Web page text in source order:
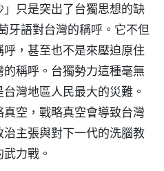
只是突出了台獨思想的缺
牙語對台灣的稱呼。它不但
，甚至也不是來壓迫原住
稱呼。台獨勢力這種毫無
灣地區人民最大的災難。
空，戰略真空會導致台灣
主張與對下一代的洗腦教
力戰。